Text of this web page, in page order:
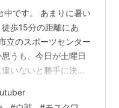
です。 あまりに暑い
歩15分の距離にあ
立のスポーツセンター
うも、今日が土曜日
いないと勝手に決め
ですが、この筋トレ